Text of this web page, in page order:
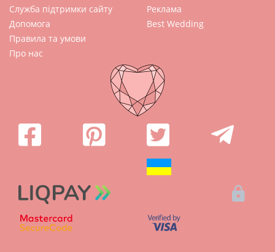
Служба підтримки сайту
Допомога
Правила та умови
Про нас
Реклама
Best Wedding